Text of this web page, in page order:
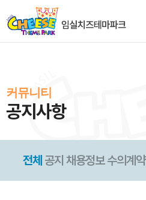
커뮤니티
공지사항
전체 공지 채용정보 수의계약